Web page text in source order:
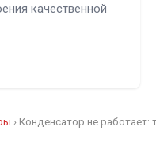
качественной
› Конденсатор не